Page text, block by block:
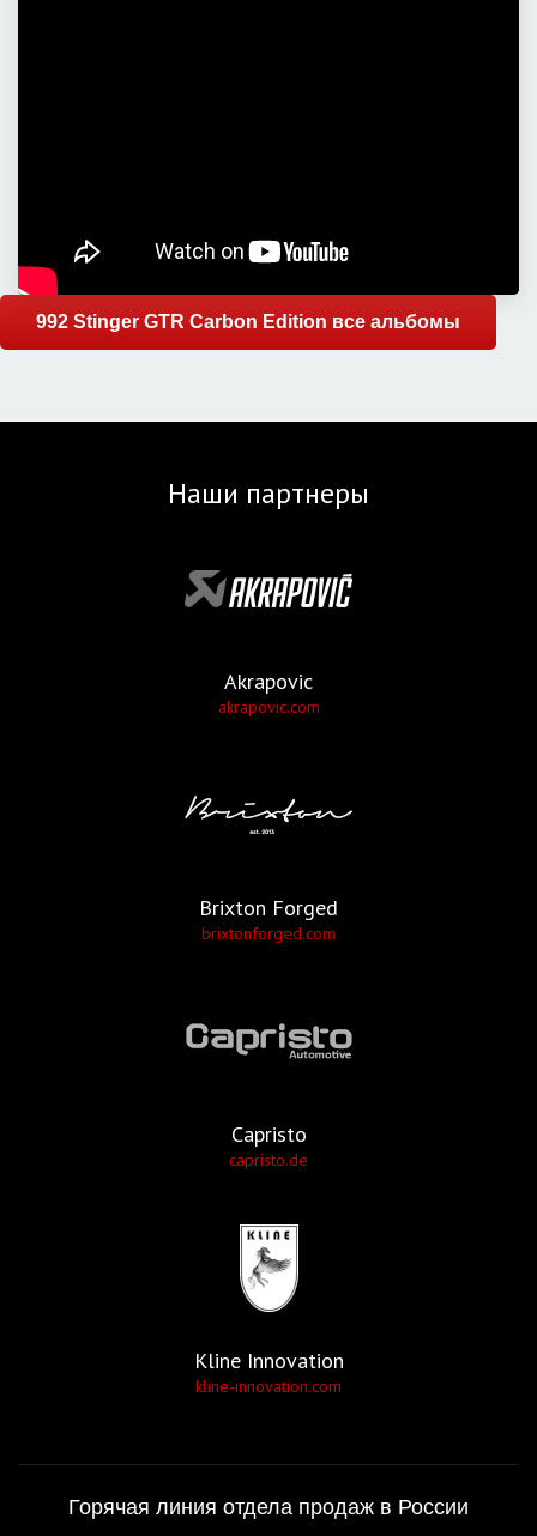
992 Stinger GTR Carbon Edition все альбомы
Наши партнеры
Akrapovic
akrapovic.com
Brixton Forged
brixtonforged.com
Capristo
capristo.de
Kline Innovation
kline-innovation.com
Горячая линия отдела продаж в России